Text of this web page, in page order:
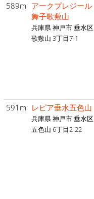
589m アークプレジール
舞子歌敷山
兵庫県 神戸市 垂水区
歌敷山 3丁目7-1
591m レピア垂水五色山
兵庫県 神戸市 垂水区
五色山 6丁目2-22